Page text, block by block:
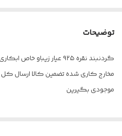
توضیحات
گردنبند نقره ۹۲۵ عیار
مخارج کاری شده تضمین کالا ارسال کل
موجودی بگیرین